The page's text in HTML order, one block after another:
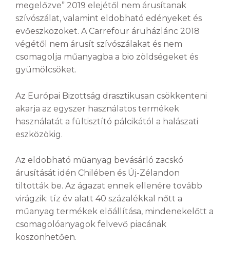
megelőzve” 2019 elejétől nem árusítanak
szívószálat, valamint eldobható edényeket és
evőeszközöket. A Carrefour áruházlánc 2018
végétől nem árusít szívószálakat és nem
csomagolja műanyagba a bio zöldségeket és
gyümölcsöket.
Az Európai Bizottság drasztikusan csökkenteni
akarja az egyszer használatos termékek
használatát a fültisztító pálcikától a halászati
eszközökig.
Az eldobható műanyag bevásárló zacskó
árusítását idén Chilében és Új-Zélandon
tiltották be. Az ágazat ennek ellenére tovább
virágzik: tíz év alatt 40 százalékkal nőtt a
műanyag termékek előállítása, mindenekelőtt a
csomagolóanyagok felvevő piacának
köszönhetően.